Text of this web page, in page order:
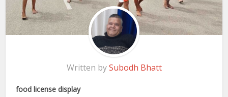
Written bySubodh Bhatt
food license display